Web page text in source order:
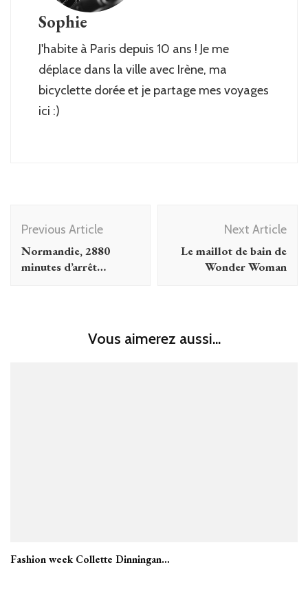
Sophie
J'habite à Paris depuis 10 ans ! Je me
déplace dans la ville avec Irène, ma
bicyclette dorée et je partage mes voyages
ici :)
Navigation
Previous Article
Normandie, 2880
minutes d’arrêt…
Next Article
Le maillot de bain de
Wonder Woman
Vous aimerez aussi...
Fashion week Collette Dinningan…